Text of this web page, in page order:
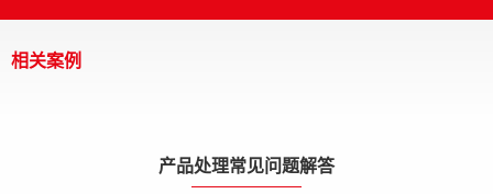
相关案例
产品处理常见问题解答